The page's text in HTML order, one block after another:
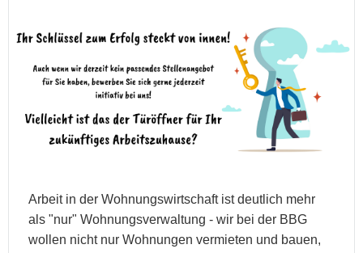
Arbeit in der Wohnungswirtschaft ist deutlich mehr
als "nur" Wohnungsverwaltung - wir bei der BBG
wollen nicht nur Wohnungen vermieten und bauen,